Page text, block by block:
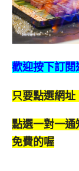
歡迎按下訂閱
只要點選網址
點選一對一
免費的喔